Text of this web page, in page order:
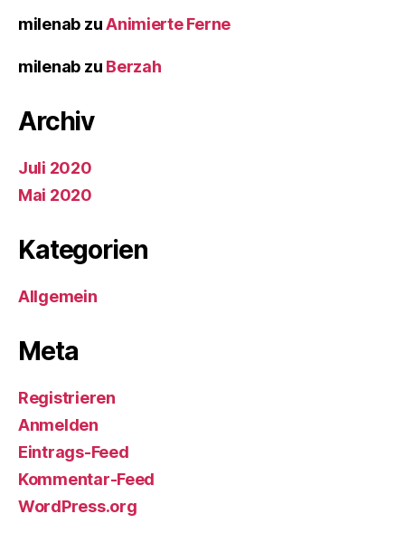
milenab zuAnimierte Ferne
milenab zu Berzah
Archiv
Juli 2020
Mai 2020
Kategorien
Allgemein
Meta
Registrieren
Anmelden
Eintrags-Feed
Kommentar-Feed
WordPress.org